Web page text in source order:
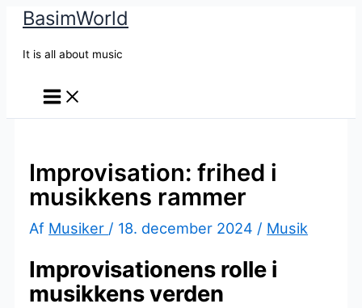
BasimWorld
It is all about music
Improvisation: frihed i
musikkens rammer
Af Musiker / 18. december 2024 / Musik
Improvisationens rolle i
musikkens verden